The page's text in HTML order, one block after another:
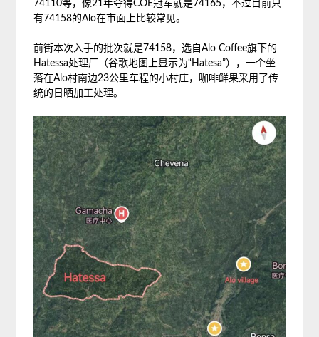
74110等，像21年夺得COE冠军就是74165，不过目前只
有74158的Alo在市面上比较常见。
前街本次入手的批次就是74158，选自Alo Coffee旗下的
Hatessa处理厂（谷歌地图上显示为“Hatesa”），一个坐
落在Alo村南边23公里车程的小村庄，咖啡鲜果采用了传
统的日晒加工处理。